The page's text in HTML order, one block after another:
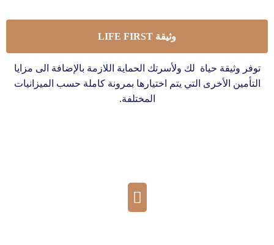
وثيقة LIFE FIRST
توفر وثيقة حياة لك ولأسرتك الحماية اللازمة بالإضافة الى مزايا
التأمين الأخرى التي يتم اختيارها بمرونة كاملة حسب الميزانيات
المختلفة.